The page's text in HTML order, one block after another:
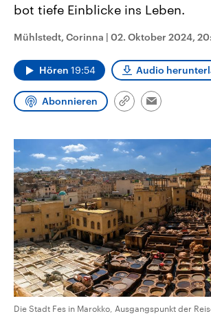
September 2026 einen neuen
Bundesland von einer Koalition aus
CDU, SPD und FDP regiert.-
Wahlprogramme, aktuelle Berichte
und Hintergründe zu den Parteien
Wahl.
mit
Sendungen Programm
Audio-Archiv
bot tiefe Einblicke ins Leben.
Mühlstedt, Corinna | 02. Oktober 2024,
Hören 19:54 Audio
Abonnieren
Link
Email
Die Stadt Fes in Marokko, Ausgangspunkt der